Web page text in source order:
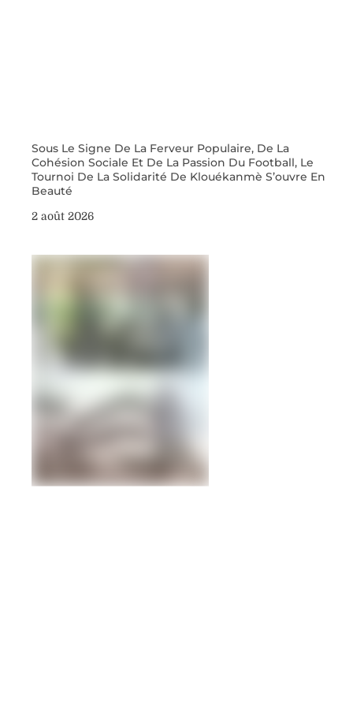
Sous Le Signe De La Ferveur Populaire, De La
Cohésion Sociale Et De La Passion Du Football, Le
Tournoi De La Solidarité De Klouékanmè S’ouvre En
Beauté
2 août 2026